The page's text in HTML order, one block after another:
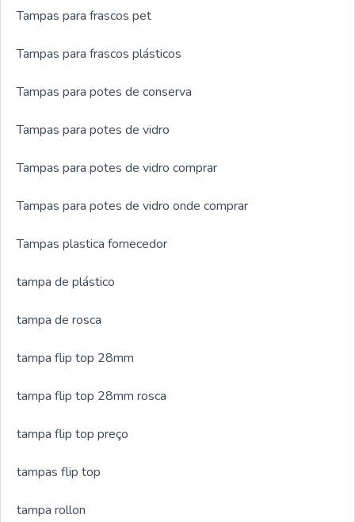
Tampas para frascos pet
Tampas para frascos plásticos
Tampas para potes de conserva
Tampas para potes de vidro
Tampas para potes de vidro comprar
Tampas para potes de vidro onde comprar
Tampas plastica fornecedor
tampa de plástico
tampa de rosca
tampa flip top 28mm
tampa flip top 28mm rosca
tampa flip top preço
tampas flip top
tampa rollon